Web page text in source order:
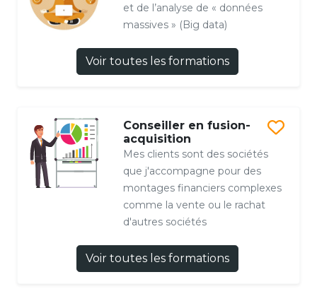
et de l’analyse de « données
massives » (Big data)
Voir toutes les formations
Conseiller en fusion-
acquisition
Mes clients sont des sociétés
que j'accompagne pour des
montages financiers complexes
comme la vente ou le rachat
d'autres sociétés
Voir toutes les formations